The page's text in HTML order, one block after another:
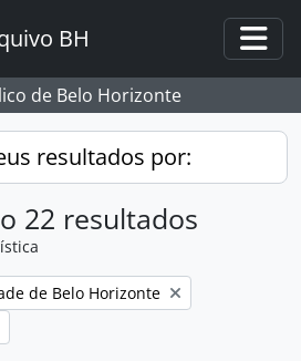
BH
de Belo Horizonte
resultados por:
22 resultados
de Belo Horizonte